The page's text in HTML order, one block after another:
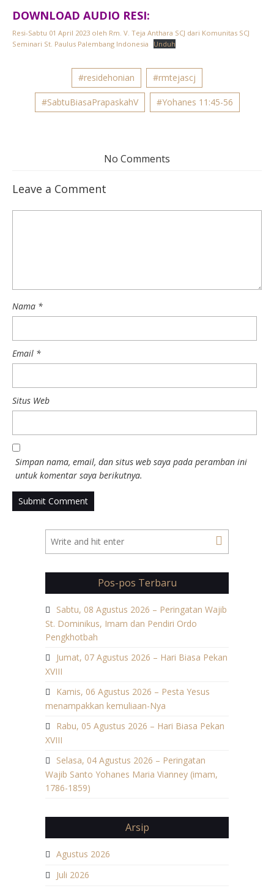
DOWNLOAD AUDIO RESI:
Resi-Sabtu 01 April 2023 oleh Rm. V. Teja Anthara SCJ dari Komunitas SCJ
Seminari St. Paulus Palembang Indonesia
Unduh
#residehonian #rmtejascj
#SabtuBiasaPrapaskahV #Yohanes 11:45-56
No Comments
Leave a Comment
Nama *
Email *
Situs Web
Simpan nama, email, dan situs web saya pada peramban ini
untuk komentar saya berikutnya.
Pos-pos Terbaru
Sabtu, 08 Agustus 2026 – Peringatan Wajib
St. Dominikus, Imam dan Pendiri Ordo
Pengkhotbah
Jumat, 07 Agustus 2026 – Hari Biasa Pekan
XVIII
Kamis, 06 Agustus 2026 – Pesta Yesus
menampakkan kemuliaan-Nya
Rabu, 05 Agustus 2026 – Hari Biasa Pekan
XVIII
Selasa, 04 Agustus 2026 – Peringatan
Wajib Santo Yohanes Maria Vianney (imam,
1786-1859)
Arsip
Agustus 2026
Juli 2026